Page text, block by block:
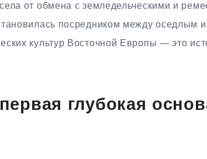
от обмена с земледельческими и
посредником между оседлым
культур Восточной Европы — это
глубокая